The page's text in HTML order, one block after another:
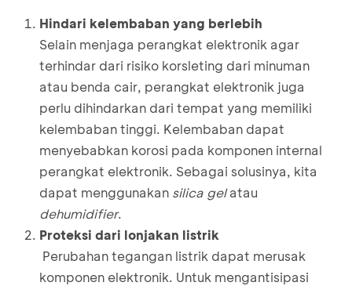
Hindari kelembaban yang berlebih
Selain menjaga perangkat elektronik agar
terhindar dari risiko korsleting dari minuman
atau benda cair, perangkat elektronik juga
perlu dihindarkan dari tempat yang memiliki
kelembaban tinggi. Kelembaban dapat
menyebabkan korosi pada komponen internal
perangkat elektronik. Sebagai solusinya, kita
dapat menggunakan silica gelatau
dehumidifier.
Proteksi dari lonjakan listrik
Perubahan tegangan listrik dapat merusak
komponen elektronik. Untuk mengantisipasi